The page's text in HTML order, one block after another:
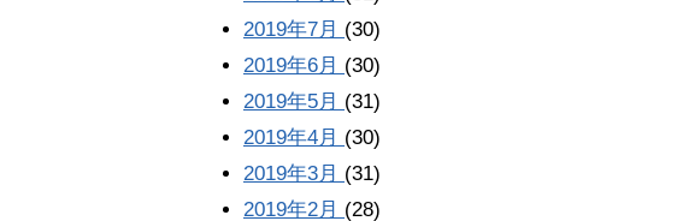
2019年7月 (30)
2019年6月 (30)
2019年5月 (31)
2019年4月 (30)
2019年3月 (31)
2019年2月 (28)